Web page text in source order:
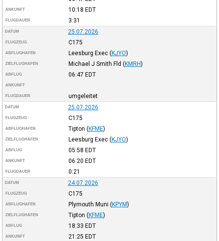
ANKUNFT 10:18 EDT
FLUGDAUER 3:31
DATUM 25.07.2026
FLUGZEUG C175
ABFLUGHAFEN Leesburg Exec (KJYO)
ZIELFLUGHAFEN Michael J Smith Fld (KMRH)
ABFLUG 06:47 EDT
ANKUNFT
FLUGDAUER umgeleitet
DATUM 25.07.2026
FLUGZEUG C175
ABFLUGHAFEN Tipton (KFME)
ZIELFLUGHAFEN Leesburg Exec (KJYO)
ABFLUG 05:58 EDT
ANKUNFT 06:20 EDT
FLUGDAUER 0:21
DATUM 24.07.2026
FLUGZEUG C175
ABFLUGHAFEN Plymouth Muni (KPYM)
ZIELFLUGHAFEN Tipton (KFME)
ABFLUG 18:33 EDT
ANKUNFT 21:25 EDT